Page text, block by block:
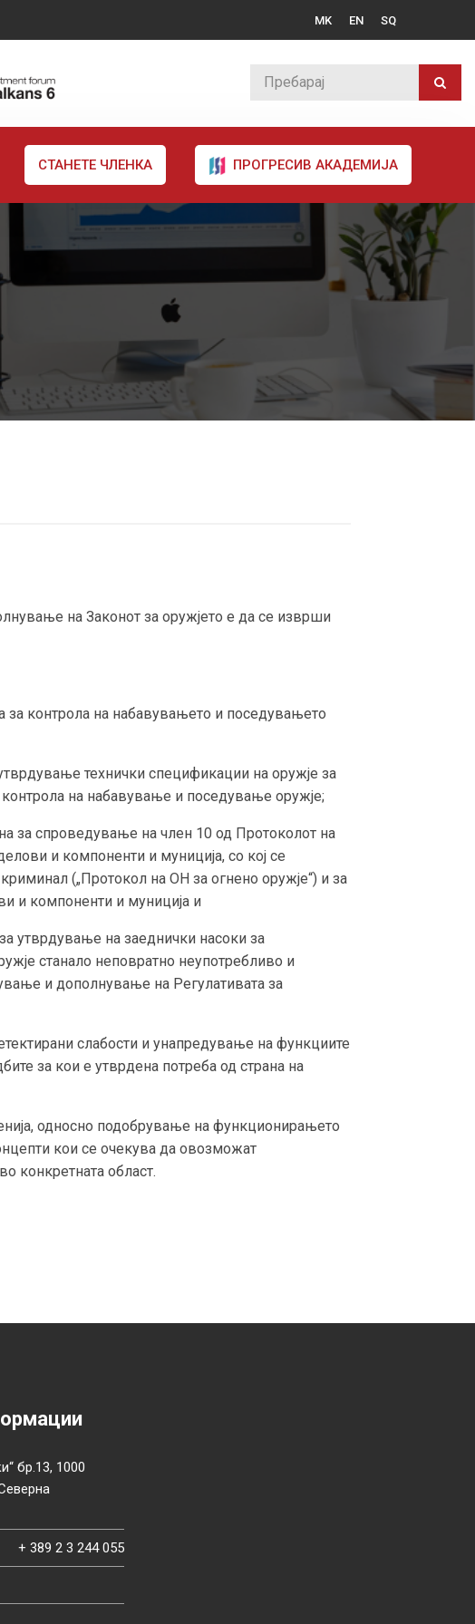
MK EN SQ
СТАНЕТЕ ЧЛЕНКА ПРОГРЕСИВ АКАДЕМИЈА
на Законот за оружјето е да се изврши
контрола на набавувањето и поседувањето
технички спецификации на оружје за
на набавување и поседување оружје;
за спроведување на член 10 од Протоколот на
и компоненти и муниција, со кој се
(„Протокол на ОН за огнено оружје“) и за
и компоненти и муниција и
утврдување на заеднички насоки за
станало неповратно неупотребливо и
и дополнување на Регулативата за
слабости и унапредување на функциите
за кои е утврдена потреба од страна на
односно подобрување на функционирањето
кои се очекува да овозможат
конкретната област.
бр.13, 1000
+ 389 2 3 244 055